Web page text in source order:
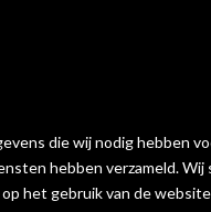
die wij nodig hebben
hebben verzameld.
het gebruik van de